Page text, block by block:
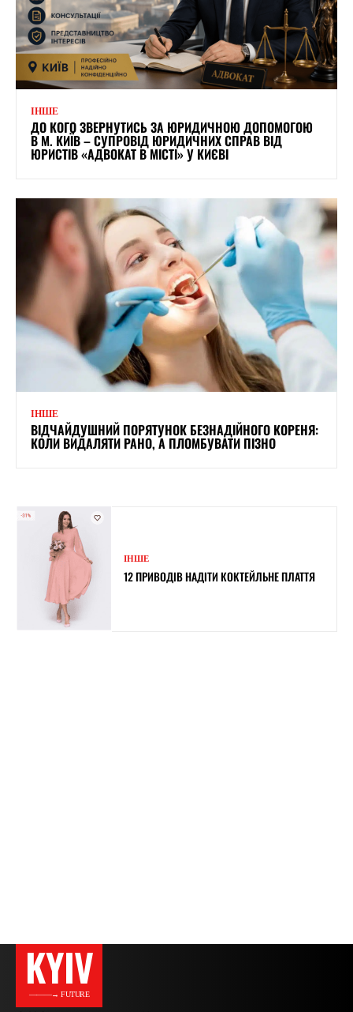
ІНШЕ
ДО КОГО ЗВЕРНУТИСЬ ЗА ЮРИДИЧНОЮ ДОПОМОГОЮ
В М. КИЇВ – СУПРОВІД ЮРИДИЧНИХ СПРАВ ВІД
ЮРИСТІВ «АДВОКАТ В МІСТІ» У КИЄВІ
ІНШЕ
ВІДЧАЙДУШНИЙ ПОРЯТУНОК БЕЗНАДІЙНОГО КОРЕНЯ:
КОЛИ ВИДАЛЯТИ РАНО, А ПЛОМБУВАТИ ПІЗНО
ІНШЕ
12 ПРИВОДІВ НАДІТИ КОКТЕЙЛЬНЕ ПЛАТТЯ
KYIV
———→ FUTURE